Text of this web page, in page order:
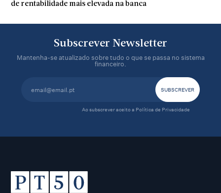
de rentabilidade mais elevada na banca
Subscrever Newsletter
Mantenha-se atualizado sobre tudo o que se passa no sistema
financeiro.
Ao subscrever aceito a Política de Privacidade